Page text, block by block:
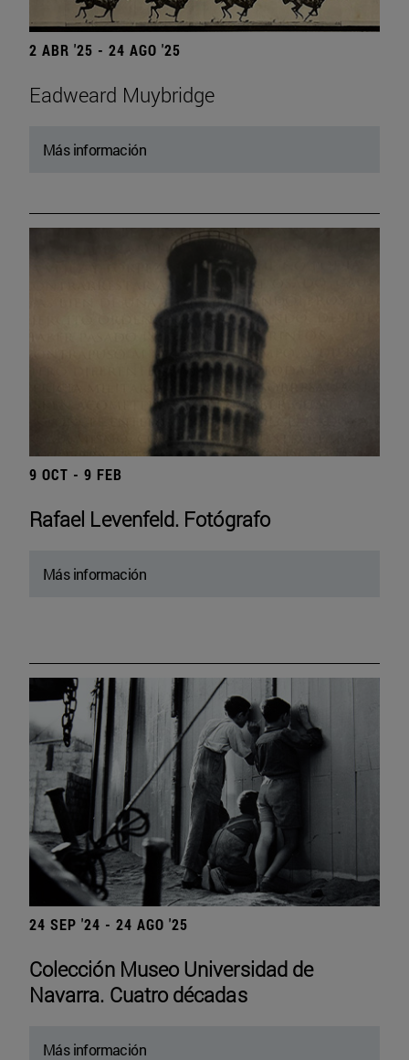
2 ABR '25 - 24 AGO '25
Eadweard Muybridge
Más información
9 OCT - 9 FEB
Rafael Levenfeld. Fotógrafo
Más información
24 SEP '24 - 24 AGO '25
Colección Museo Universidad de
Navarra. Cuatro décadas
Más información